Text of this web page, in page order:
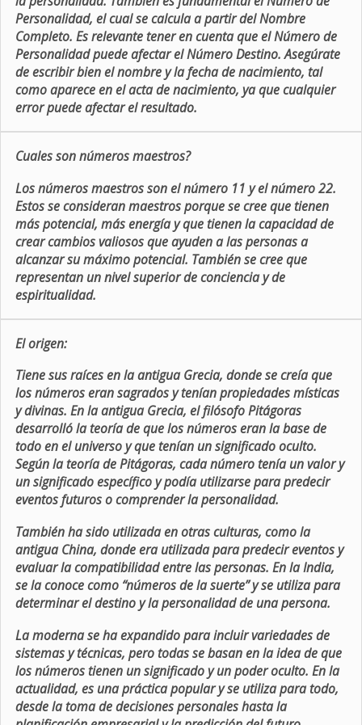
Personalidad, el cual se calcula a partir del Nombre
Completo. Es relevante tener en cuenta que el Número de
Personalidad puede afectar el Número Destino. Asegúrate
de escribir bien el nombre y la fecha de nacimiento, tal
como aparece en el acta de nacimiento, ya que cualquier
error puede afectar el resultado.
Cuales son números maestros?
Los números maestros son el número 11 y el número 22.
Estos se consideran maestros porque se cree que tienen
más potencial, más energía y que tienen la capacidad de
crear cambios valiosos que ayuden a las personas a
alcanzar su máximo potencial. También se cree que
representan un nivel superior de conciencia y de
espiritualidad.
El origen:
Tiene sus raíces en la antigua Grecia, donde se creía que
los números eran sagrados y tenían propiedades místicas
y divinas. En la antigua Grecia, el filósofo Pitágoras
desarrolló la teoría de que los números eran la base de
todo en el universo y que tenían un significado oculto.
Según la teoría de Pitágoras, cada número tenía un valor y
un significado específico y podía utilizarse para predecir
eventos futuros o comprender la personalidad.
También ha sido utilizada en otras culturas, como la
antigua China, donde era utilizada para predecir eventos y
evaluar la compatibilidad entre las personas. En la India,
se la conoce como “números de la suerte” y se utiliza para
determinar el destino y la personalidad de una persona.
La moderna se ha expandido para incluir variedades de
sistemas y técnicas, pero todas se basan en la idea de que
los números tienen un significado y un poder oculto. En la
actualidad, es una práctica popular y se utiliza para todo,
desde la toma de decisiones personales hasta la